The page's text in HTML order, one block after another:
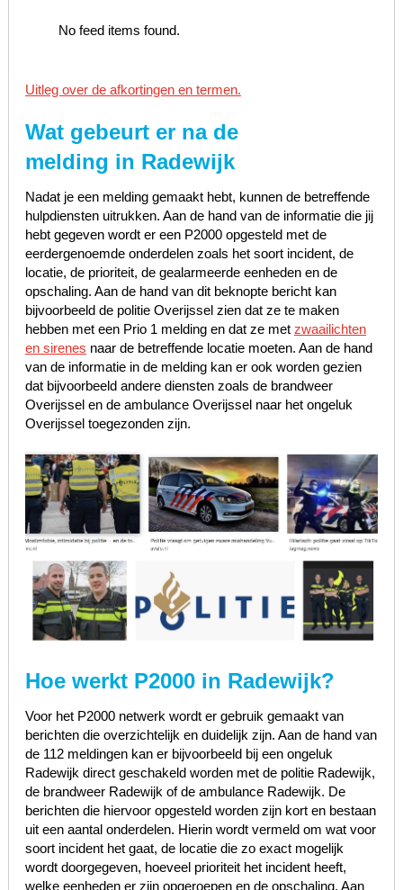
No feed items found.
Uitleg over de afkortingen en termen.
Wat gebeurt er na de
melding in Radewijk
Nadat je een melding gemaakt hebt, kunnen de betreffende
hulpdiensten uitrukken. Aan de hand van de informatie die jij
hebt gegeven wordt er een P2000 opgesteld met de
eerdergenoemde onderdelen zoals het soort incident, de
locatie, de prioriteit, de gealarmeerde eenheden en de
opschaling. Aan de hand van dit beknopte bericht kan
bijvoorbeeld de politie Overijssel zien dat ze te maken
hebben met een Prio 1 melding en dat ze met zwaailichten
en sirenes naar de betreffende locatie moeten. Aan de hand
van de informatie in de melding kan er ook worden gezien
dat bijvoorbeeld andere diensten zoals de brandweer
Overijssel en de ambulance Overijssel naar het ongeluk
Overijssel toegezonden zijn.
Hoe werkt P2000 in Radewijk?
Voor het P2000 netwerk wordt er gebruik gemaakt van
berichten die overzichtelijk en duidelijk zijn. Aan de hand van
de 112 meldingen kan er bijvoorbeeld bij een ongeluk
Radewijk direct geschakeld worden met de politie Radewijk,
de brandweer Radewijk of de ambulance Radewijk. De
berichten die hiervoor opgesteld worden zijn kort en bestaan
uit een aantal onderdelen. Hierin wordt vermeld om wat voor
soort incident het gaat, de locatie die zo exact mogelijk
wordt doorgegeven, hoeveel prioriteit het incident heeft,
welke eenheden er zijn opgeroepen en de opschaling. Aan